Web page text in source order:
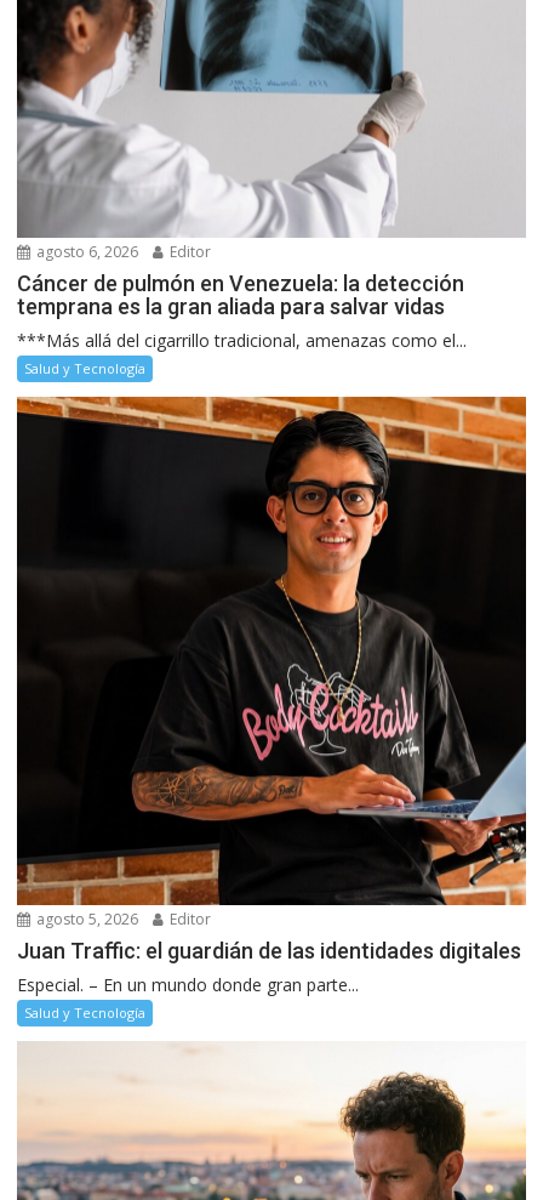
agosto 6, 2026 Editor
Cáncer de pulmón en Venezuela: la detección
temprana es la gran aliada para salvar vidas
***Más allá del cigarrillo tradicional, amenazas como el...
Salud y Tecnología
agosto 5, 2026 Editor
Juan Traffic: el guardián de las identidades digitales
Especial. – En un mundo donde gran parte...
Salud y Tecnología